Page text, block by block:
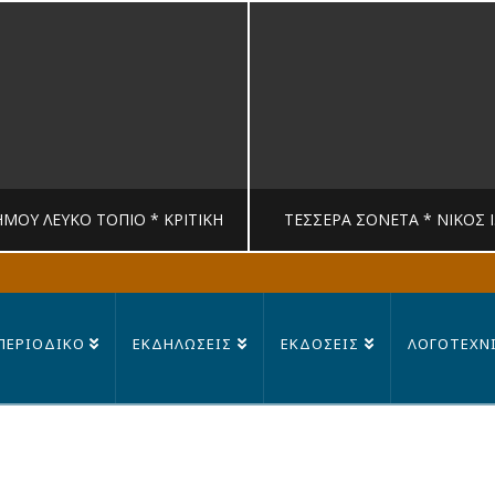
ΛΕΥΚΟ ΤΟΠΙΟ * ΚΡΙΤΙΚΉ
MANDRAGORAS
ΤΈΣΣΕΡΑ ΣΟΝΈΤΑ * ΝΊΚΟΣ
ΕΚΔΗΛΩΣΕΙΣ ΕΚΔΟΣΕΙΣ